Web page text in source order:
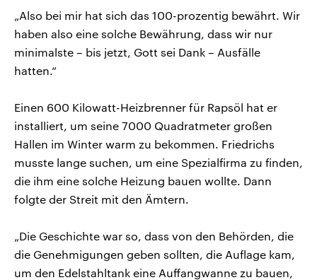
„Also bei mir hat sich das 100-prozentig bewährt. Wir
haben also eine solche Bewährung, dass wir nur
minimalste – bis jetzt, Gott sei Dank – Ausfälle
hatten.“
Einen 600 Kilowatt-Heizbrenner für Rapsöl hat er
installiert, um seine 7000 Quadratmeter großen
Hallen im Winter warm zu bekommen. Friedrichs
musste lange suchen, um eine Spezialfirma zu finden,
die ihm eine solche Heizung bauen wollte. Dann
folgte der Streit mit den Ämtern.
„Die Geschichte war so, dass von den Behörden, die
die Genehmigungen geben sollten, die Auflage kam,
um den Edelstahltank eine Auffangwanne zu bauen,